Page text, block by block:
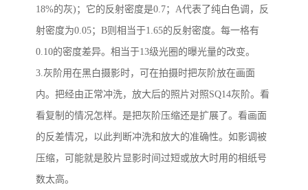
18%的灰) ；它的反射密度是0.7； A代表了纯白色调，反
射密度为0.05； B则相当于1.65的反射密度。每一格有
0.10的密度差异。相当于13级光圈的曝光量的改变。
3.灰阶用在黑白摄影时，可在拍摄时把灰阶放在画面
内。把经由正常冲洗，放大后的照片对照SQ14灰阶。看
看复制的情况怎样。是把灰阶压缩还是扩展了。看画面
的反差情况，以此判断冲洗和放大的准确性。如影调被
压缩，可能就是胶片显影时间过短或放大时用的相纸号
数太高。